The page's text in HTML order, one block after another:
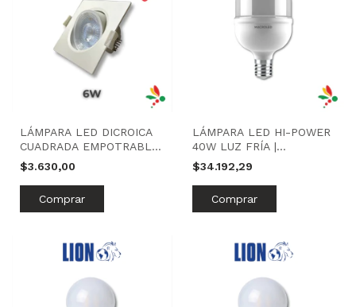
LÁMPARA LED DICROICA
CUADRADA EMPOTRABLE
6W LUZ FRÍA | KIAR
$3.630,00
LÁMPARA LED HI-POWER
40W LUZ FRÍA |
MACROLED
$34.192,29